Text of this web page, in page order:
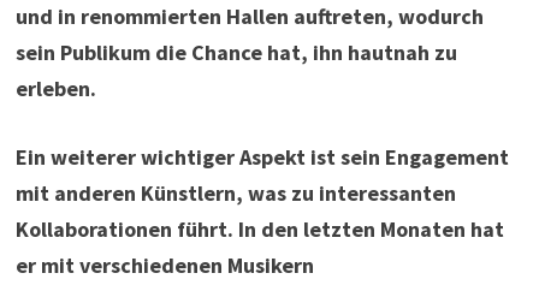
und in renommierten Hallen auftreten, wodurch
sein Publikum die Chance hat, ihn hautnah zu
erleben.
Ein weiterer wichtiger Aspekt ist sein Engagement
mit anderen Künstlern, was zu interessanten
Kollaborationen führt. In den letzten Monaten hat
er mit verschiedenen Musikern